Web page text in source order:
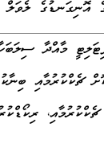
5ގެ ސަނަދެއް އޮތުން